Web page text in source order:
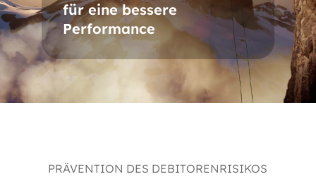
für eine bessere
Performance
PRÄVENTION DES DEBITORENRISIKOS